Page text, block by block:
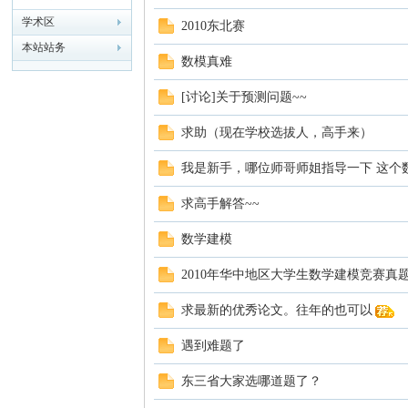
学术区
本站站务
2010东北赛
数模真难
[讨论]关于预测问题~~
求助（现在学校选拔人，高手来）
我是新手，哪位师哥师姐指导一下 这个
求高手解答~~
数学建模
2010年华中地区大学生数学建模竞赛真
求最新的优秀论文。往年的也可以
遇到难题了
东三省大家选哪道题了？